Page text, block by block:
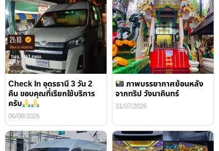
Check In อุดรธานี 3 วัน 2
คืน ขอบคุณที่เรียกใช้บริการ
ครับ
06/08/2026
ภาพบรรยากาศย้อนหลัง
จากทริป วังนาคินทร์
31/07/2026